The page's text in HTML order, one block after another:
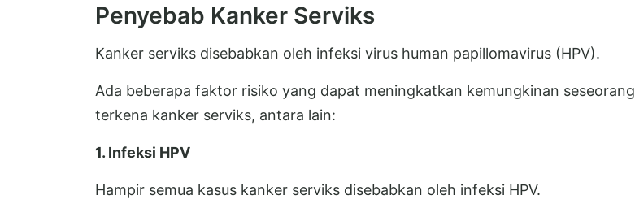
Penyebab Kanker Serviks
Kanker serviks disebabkan oleh infeksi virus human papillomavirus (HPV).
Ada beberapa faktor risiko yang dapat meningkatkan kemungkinan seseorang
terkena kanker serviks, antara lain:
1. Infeksi HPV
Hampir semua kasus kanker serviks disebabkan oleh infeksi HPV.